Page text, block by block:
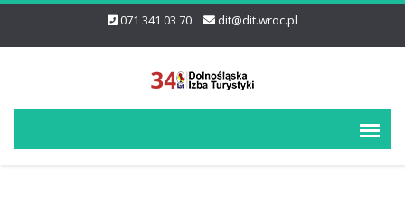
071 341 03 70 dit@dit.wroc.pl